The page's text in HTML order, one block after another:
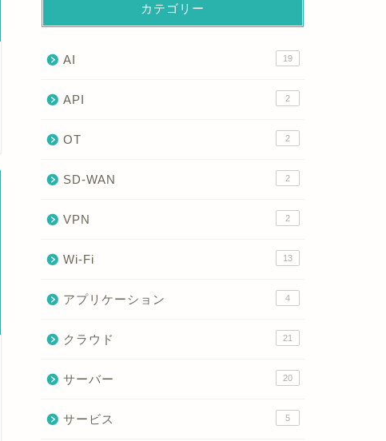
カテゴリー
AI 19
API 2
OT 2
SD-WAN 2
VPN 2
Wi-Fi 13
アプリケーション 4
クラウド 21
サーバー 20
サービス 5